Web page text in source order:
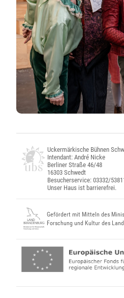
Uckermärkische Bühnen
Intendant: André Nicke
Berliner Straße 46/48
16303 Schwedt
Besucherservice: 03332/
Unser Haus ist barrierefrei.
Gefördert mit Mitteln des
Forschung und Kultur des